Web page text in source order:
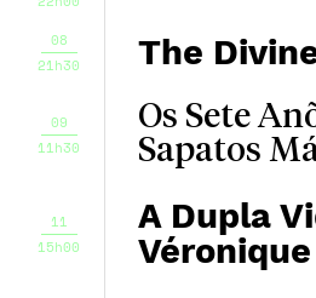
08
21h30
The
09
11h30
Os Sete
Sapatos
11
15h00
A Dupla
Véronique